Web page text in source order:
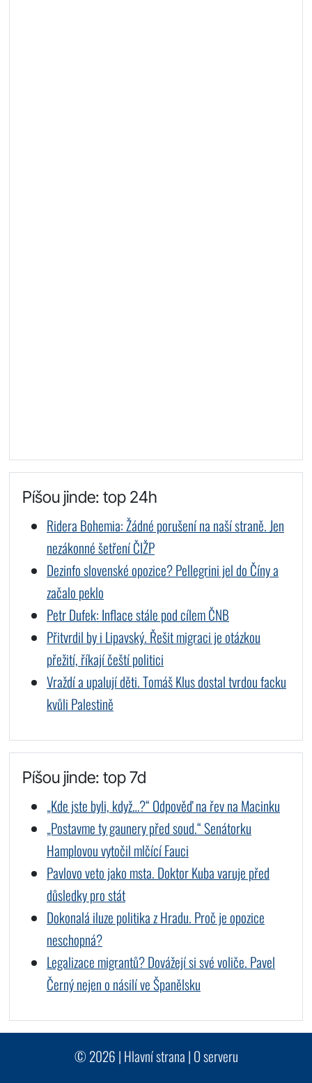
Píšou jinde: top 24h
Ridera Bohemia: Žádné porušení na naší straně. Jen
nezákonné šetření ČIŽP
Dezinfo slovenské opozice? Pellegrini jel do Číny a
začalo peklo
Petr Dufek: Inflace stále pod cílem ČNB
Přitvrdil by i Lipavský. Řešit migraci je otázkou
přežití, říkají čeští politici
Vraždí a upalují děti. Tomáš Klus dostal tvrdou facku
kvůli Palestině
Píšou jinde: top 7d
„Kde jste byli, když…?“ Odpověď na řev na Macinku
„Postavme ty gaunery před soud.“ Senátorku
Hamplovou vytočil mlčící Fauci
Pavlovo veto jako msta. Doktor Kuba varuje před
důsledky pro stát
Dokonalá iluze politika z Hradu. Proč je opozice
neschopná?
Legalizace migrantů? Dovážejí si své voliče. Pavel
Černý nejen o násilí ve Španělsku
© 2026 | Hlavní strana | O serveru